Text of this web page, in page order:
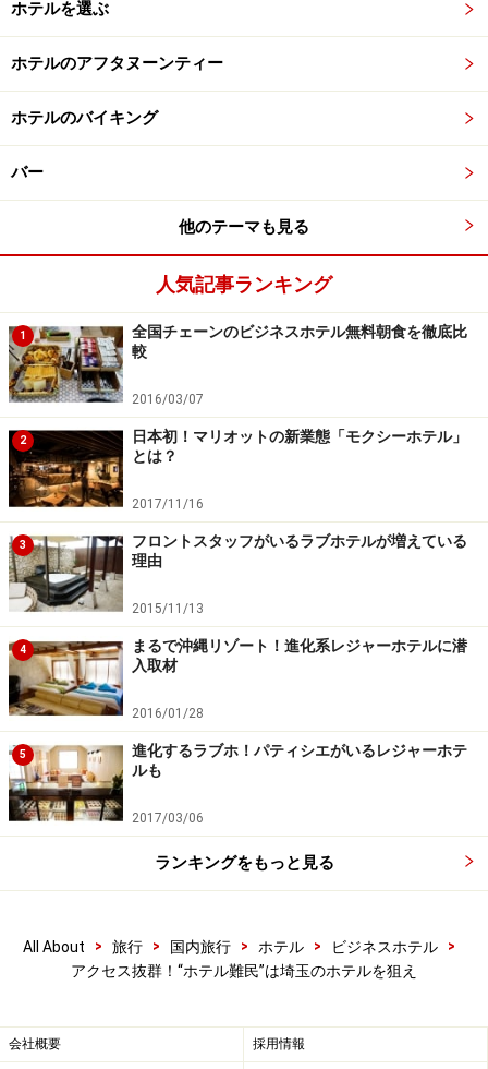
埼玉県川口市栄町３丁目２-８
電話:048-252-0482
シティホテルを彷彿とさせるロビー
ホテルでは大浴場を楽しみたい！という方にオススメな
のが「川口センターホテル」
気すら漂う「禅（しずか）の湯」
です。
クオリティの高さを実感する大浴場の更衣室
シティホテルのようなロビーをはじめ、館内は明るく清
潔感があり、存分にホテルステイを楽しめる施設といえ
るでしょう。シングルとダブル両ルームとも全室に
ンズベッドが導入し快眠を約束します。靴を脱いで利用
できるフラットルームもおすすめ。
埼玉県川口市幸町3丁目7-31
次は、東武東上線の志木駅周辺のホテルに注目します！
ホテルを選ぶ
ホテルのアフタヌーンティー
ホテルのバイキング
バー
他のテーマも見る
人気記事ランキング
1
全国チェーンのビジネスホテル無料朝食を徹底比
較
2016/03/07
2
日本初！マリオットの新業態「モクシーホテル」
とは？
2017/11/16
3
フロントスタッフがいるラブホテルが増えている
理由
2015/11/13
4
まるで沖縄リゾート！進化系レジャーホテルに潜
入取材
2016/01/28
5
進化するラブホ！パティシエがいるレジャーホテ
ルも
2017/03/06
ランキングをもっと見る
All About > 旅行 > 国内旅行 > ホテル > ビジネスホテル
>
アクセス抜群！“ホテル難民”は埼玉のホテルを狙え
会社概要 採用情報